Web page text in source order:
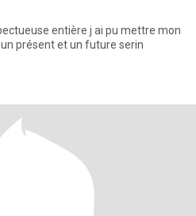
pu mettre mon
présent et un future serin